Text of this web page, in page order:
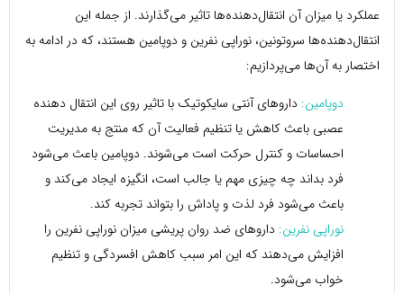
عملکرد یا میزان آن انتقال‌دهنده‌ها تاثیر می‌گذارند. از جمله این
انتقال‌دهنده‌ها سروتونین، نوراپی نفرین و دوپامین هستند، که در ادامه به
اختصار به آن‌ها می‌پردازیم:
دوپامین: داروهای آنتی سایکوتیک با تاثیر روی این انتقال دهنده
عصبی باعث کاهش یا تنظیم فعالیت آن که منتج به مدیریت
احساسات و کنترل حرکت است می‌شوند. دوپامین باعث می‌شود
فرد بداند چه چیزی مهم یا جالب است، انگیزه ایجاد می‌کند و
باعث می‌شود فرد لذت و پاداش را بتواند تجربه کند.
نوراپی نفرین: داروهای ضد روان پریشی میزان نوراپی نفرین را
افزایش می‌دهند که این امر سبب کاهش افسردگی و تنظیم
خواب می‌شود.